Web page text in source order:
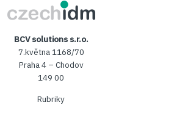
BCV solutions s.r.o.
7.května 1168/70
Praha 4 – Chodov
149 00
Rubriky